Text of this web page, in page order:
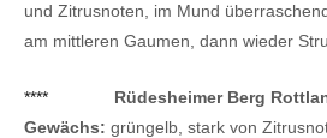
und Zitrusnoten, im Mund
am mittleren Gaumen, dann wieder
****
Rüdesheimer Berg
Gewächs: grüngelb, stark von